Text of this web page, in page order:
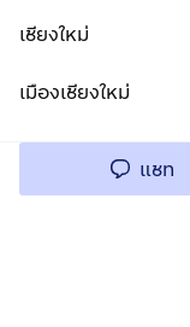
เชียงใหม่
เมืองเชียงใหม่
แชท